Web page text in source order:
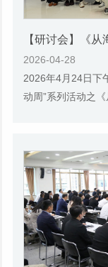
2026-04-28
2026年4月24日下
动周”系列活动之